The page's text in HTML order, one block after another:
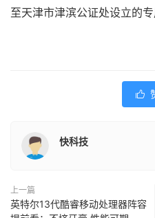
至天津市津滨公证处设立的

快科技
上一篇
英特尔13代酷睿移动处理器阵容